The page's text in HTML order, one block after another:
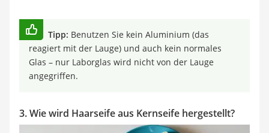
Tipp: Benutzen Sie kein Aluminium (das
reagiert mit der Lauge) und auch kein normales
Glas – nur Laborglas wird nicht von der Lauge
angegriffen.
3. Wie wird Haarseife aus Kernseife hergestellt?